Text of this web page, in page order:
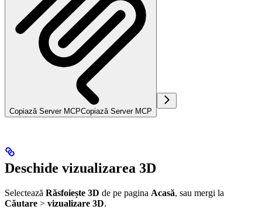
Copiază Server MCPCopiază Server MCP
Deschide vizualizarea 3D
Selectează Răsfoiește 3D de pe pagina Acasă, sau mergi la
Căutare > vizualizare 3D.